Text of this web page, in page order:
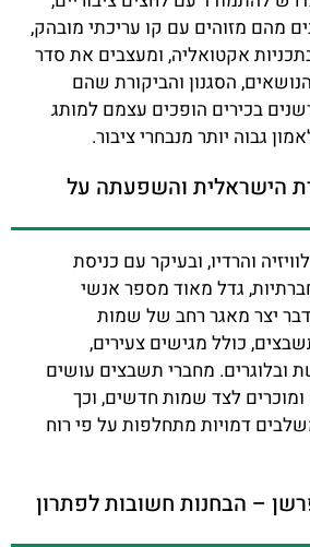
מהם מזוהים עם קו עריכתי מובהק,
אקטואליה, ומעצבים את סדר
הסגנון והביקורת שהם
בכירים הופכים עצמם למותג
גבוה יותר מנבחרי ציבור.
הישראלית והשפעתה על
והרדיו, ובעיקר עם כניסת
גדל מאוד מספר אנשי
יצר מאגר רחב של שמות
כולל מגישים צעירים,
ובלוגרים. מחברי תשבצים עושים
לצד שמות חדשים, וכך
דמויות מתחלפות על פי רוח
– הבחנות חשובות לפתרון